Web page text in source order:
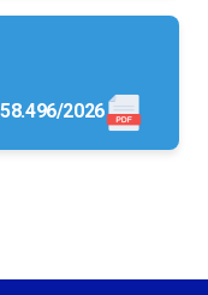
2026